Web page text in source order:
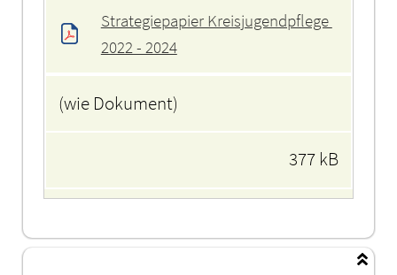
Strategiepapier Kreisjugendpflege
2022 - 2024
(wie Dokument)
377 kB